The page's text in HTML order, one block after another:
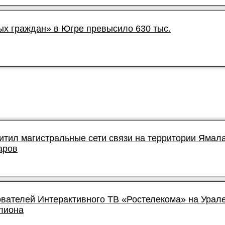
граждан» в Югре превысило 630 тыс.
магистральные сети связи на территории
Интерактивного ТВ «Ростелекома» на